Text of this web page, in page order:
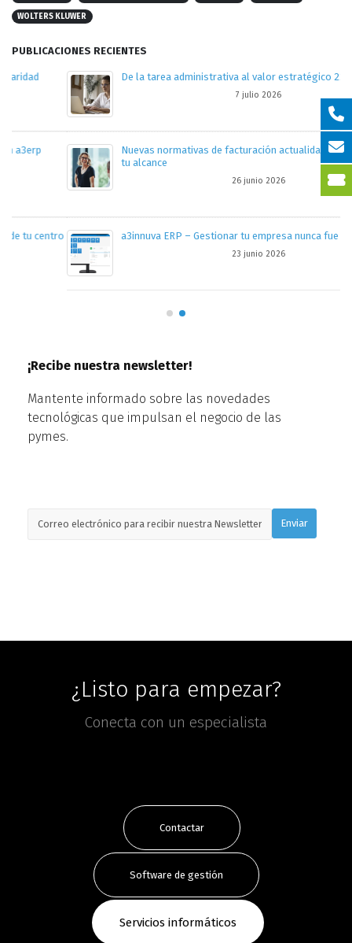
WOLTERS KLUWER
PUBLICACIONES RECIENTES
De la tarea administrativa al valor estratégico 22/07/26
Nuevas normativas de facturación actualidad y recursos a
tu alcance
a3innuva ERP – Gestionar tu empresa nunca fue tan facil
¡Recibe nuestra newsletter!
Mantente informado sobre las novedades
tecnológicas que impulsan el negocio de las
¿Listo para empezar?
Conecta con un especialista
Software de gestión
Servicios informáticos